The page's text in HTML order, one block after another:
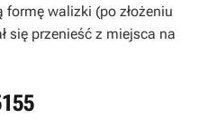
formę walizki (po złożeniu
się przenieść z miejsca na